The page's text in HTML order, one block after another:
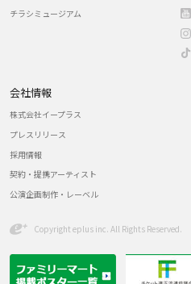
チラシミュージアム
会社情報
株式会社イープラス
プレスリリース
採用情報
契約・提携アーティスト
公演企画制作・レーベル
Copyright eplus inc. All Rights Reserved.